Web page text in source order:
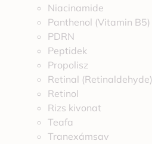
Niacinamide
Panthenol (Vitamin B5)
PDRN
Peptidek
Propolisz
Retinal (Retinaldehyde)
Retinol
Rizs kivonat
Teafa
Tranexámsav